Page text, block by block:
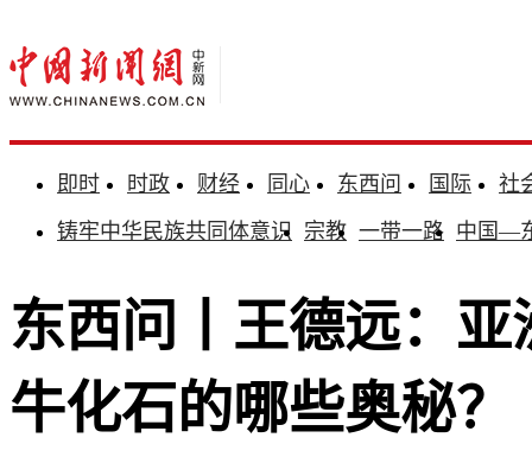
即时 时政 财经 同心 东西问 国际
社
铸牢中华民族共同体意识 宗教 一带一路 中国—
东西问丨王德远：
牛化石的哪些奥秘？